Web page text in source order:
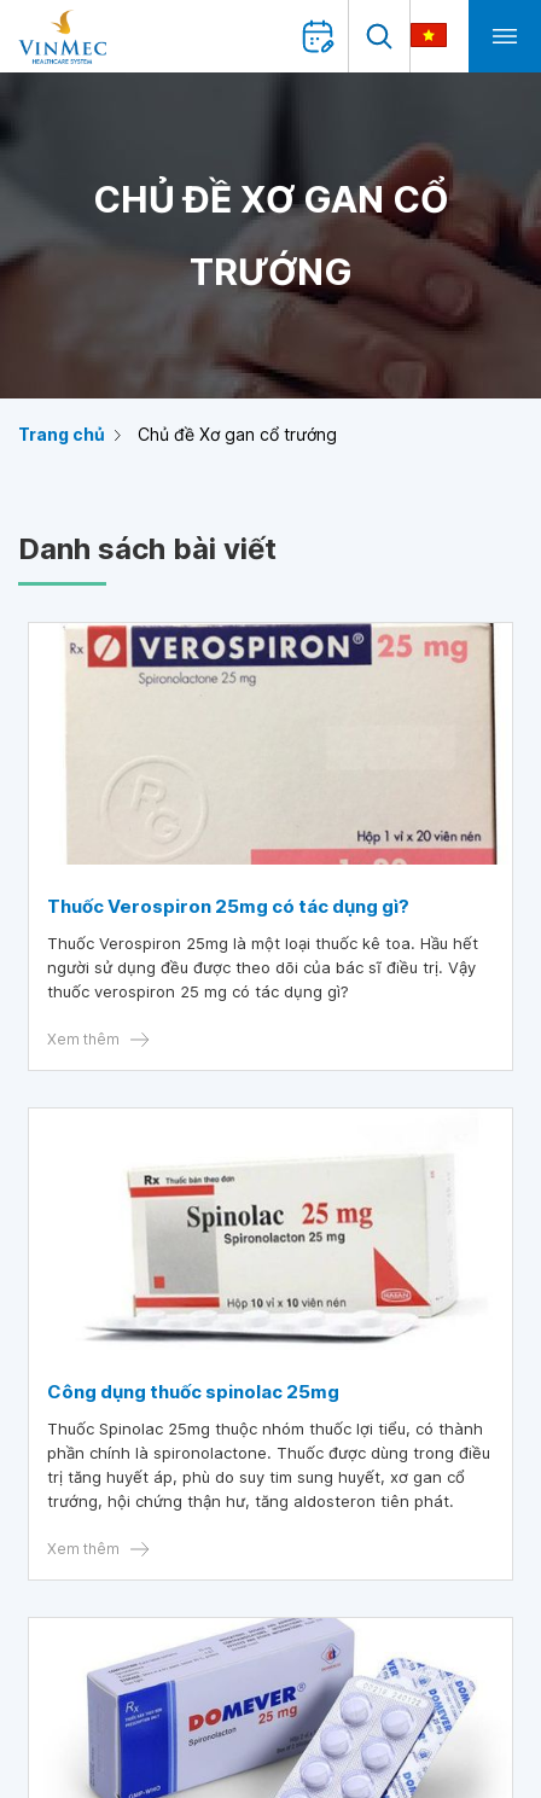
CHỦ ĐỀ XƠ GAN CỔ
TRƯỚNG
Trang chủ Chủ đề Xơ gan cổ trướng
Danh sách bài viết
Thuốc Verospiron 25mg có tác dụng gì?
Thuốc Verospiron 25mg là một loại thuốc kê toa. Hầu hết
người sử dụng đều được theo dõi của bác sĩ điều trị. Vậy
thuốc verospiron 25 mg có tác dụng gì?
Xem thêm
Công dụng thuốc spinolac 25mg
Thuốc Spinolac 25mg thuộc nhóm thuốc lợi tiểu, có thành
phần chính là spironolactone. Thuốc được dùng trong điều
trị tăng huyết áp, phù do suy tim sung huyết, xơ gan cổ
trướng, hội chứng thận hư, tăng aldosteron tiên phát.
Xem thêm